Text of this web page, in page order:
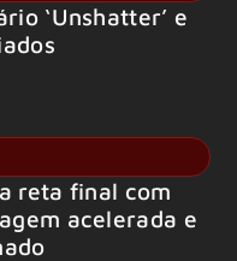
‘Unshatter’ e
reta final com
acelerada e